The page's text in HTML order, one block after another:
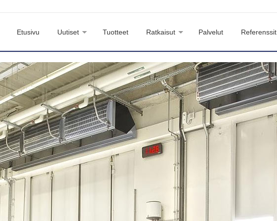
Etusivu Uutiset Tuotteet Ratkaisut Palvelut Referenssit